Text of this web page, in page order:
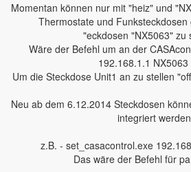
Momentan können nur mit "heiz" und
Thermostate und
"eckdosen "NX5063" zu
Wäre der Befehl um an der
192.168.1.1 NX5063
Um die Steckdose Unit1 an zu stellen
Neu ab dem 6.12.2014 Steckdosen
integriert werden
z.B. - set_casacontrol.exe
Das wäre der Befehl für